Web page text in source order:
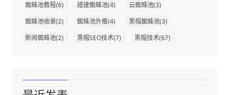
蜘蛛池教程(6) 搭建蜘蛛池(4) 云蜘蛛池(3)
蜘蛛池收录(2) 蜘蛛池外推(4) 黑帽蜘蛛池(3)
新闻蜘蛛池(2) 黑帽SEO技术(7) 黑帽技术(67)